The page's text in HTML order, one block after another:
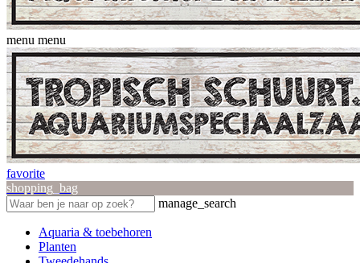
menu menu
favorite
shopping_bag
manage_search
Aquaria & toebehoren
Planten